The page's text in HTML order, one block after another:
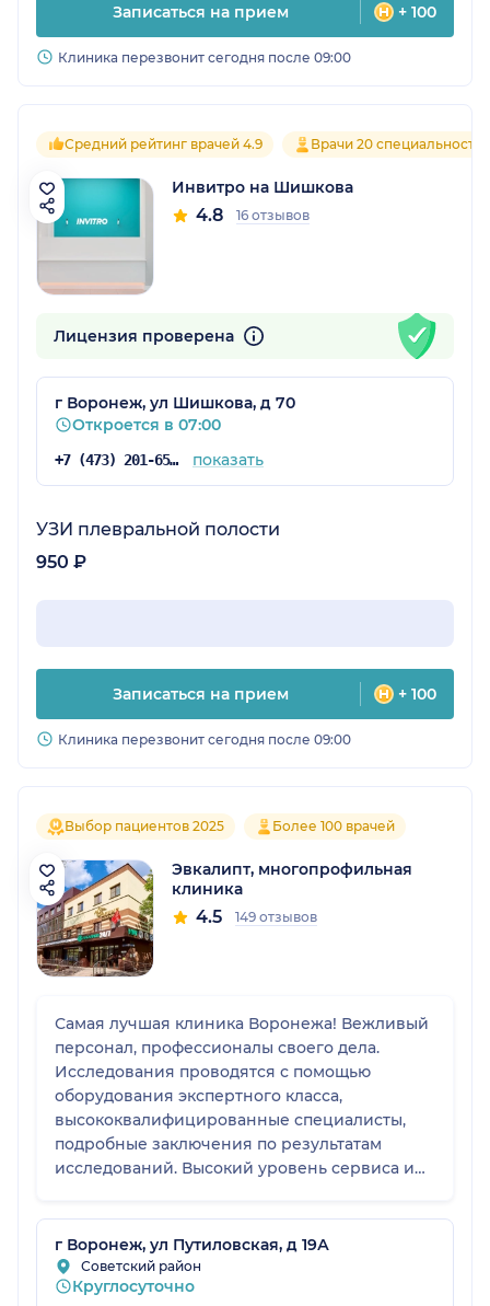
Записаться на прием + 100
Клиника перезвонит сегодня после 09:00
Средний рейтинг врачей 4.9 Врачи 20
Инвитро на Шишкова
4.8 16 отзывов
Лицензия проверена
г Воронеж, ул Шишкова, д 70
Откроется в 07:00
+7 (473) 201-65-34 показать
УЗИ плевральной полости
950 ₽
Записаться на прием + 100
Клиника перезвонит сегодня после 09:00
Выбор пациентов 2025 Более 100 врачей
Эвкалипт, многопрофильная
клиника
4.5 149 отзывов
Самая лучшая клиника Воронежа! Вежливый
персонал, профессионалы своего дела.
Исследования проводятся с помощью
оборудования экспертного класса,
высококвалифицированные специалисты,
подробные заключения по результатам
исследований. Высокий уровень сервиса и
г Воронеж, ул Путиловская, д 19А
Советский район
Круглосуточно